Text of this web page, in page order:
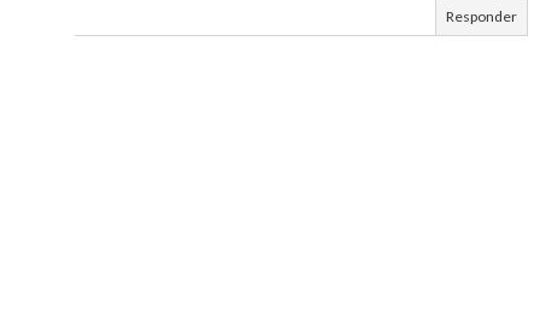
Responder